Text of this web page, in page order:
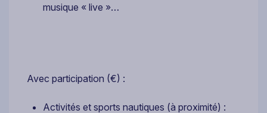
musique « live »…
Avec participation (€) :
Activités et sports nautiques (à proximité) :